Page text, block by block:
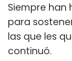
Siempre han
para
las que les
continuó.